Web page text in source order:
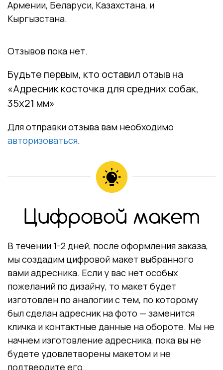
Армении, Беларуси, Казахстана, и
Кыргызстана.
Отзывов пока нет.
Будьте первым, кто оставил отзыв на
«Адресник косточка для средних собак,
35х21 мм»
Для отправки отзыва вам необходимо
авторизоваться.
Цифровой макет
В течении 1-2 дней, после оформления заказа,
мы создадим цифровой макет выбранного
вами адресника. Если у вас нет особых
пожеланий по дизайну, то макет будет
изготовлен по аналогии с тем, по которому
был сделан адресник на фото — заменится
кличка и контактные данные на обороте. Мы не
начнем изготовление адресника, пока вы не
будете удовлетворены макетом и не
подтвердите его.